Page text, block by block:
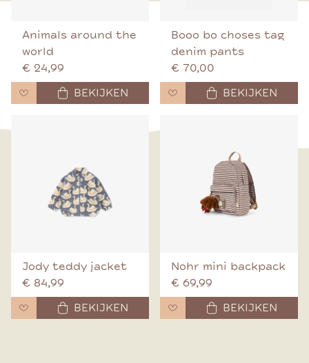
Animals around the
world
€ 24,99
BEKIJKEN
Booo bo choses tag
denim pants
€ 70,00
BEKIJKEN
Jody teddy jacket
€ 84,99
BEKIJKEN
Nohr mini backpack
€ 69,99
BEKIJKEN